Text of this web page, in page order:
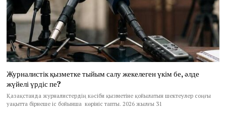
Журналистік қызметке тыйым салу жекелеген үкім бе, әлде
жүйелі үрдіс пе?
Қазақстанда журналистердің кәсіби қызметіне қойылатын шектеулер соңғы
уақытта бірнеше іс бойынша көрініс тапты. 2026 жылғы 31